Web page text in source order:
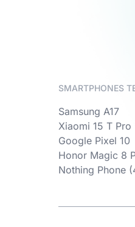
SMARTPHONES
Samsung A17
Xiaomi 15 T Pro
Google Pixel 10
Honor Magic 8
Nothing Phone